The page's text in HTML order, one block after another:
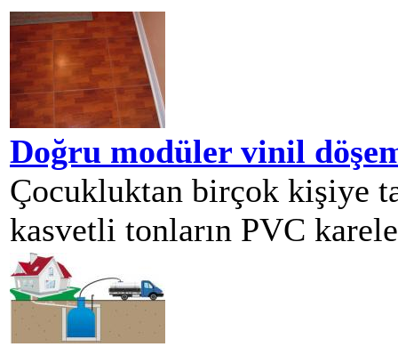
Doğru modüler vinil
Çocukluktan birçok kişiye
kasvetli tonların PVC